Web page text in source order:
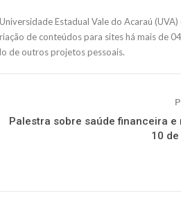
Estadual Vale do Acaraú (UVA)
de conteúdos para sites há mais de
de outros projetos pessoais.
Palestra sobre saúde financeira e
10